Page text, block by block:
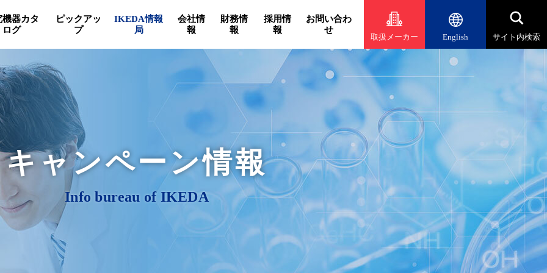
機器カタ
ログ
ピックアッ
プ
IKEDA情報
局
会社情
報
財務情
報
採用情
報
お問い合わ
せ
取扱メーカー English サイト内検索
キャンペーン情報